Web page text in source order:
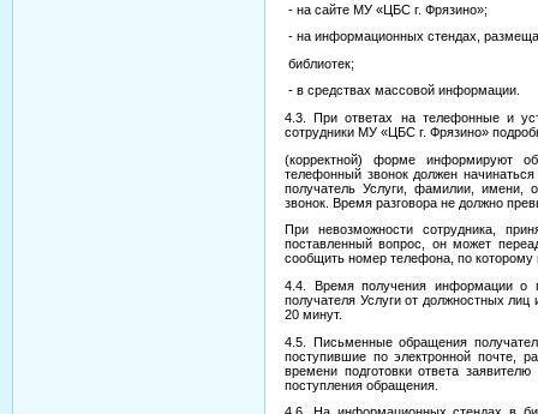
- на сайте МУ «ЦБС г. Фрязино»;
- на информационных стендах,
библиотек;
- в средствах массовой информации.
4.3. При ответах на телефонные и
сотрудники МУ «ЦБС г. Фрязино»
(корректной) форме информируют
телефонный звонок должен
получатель Услуги, фамилии, имени,
звонок. Время разговора не должно
При невозможности сотрудника,
поставленный вопрос, он может
сообщить номер телефона, по
4.4. Время получения информации о
получателя Услуги от должностных
20 минут.
4.5. Письменные обращения
поступившие по электронной почте,
времени подготовки ответа
поступления обращения.